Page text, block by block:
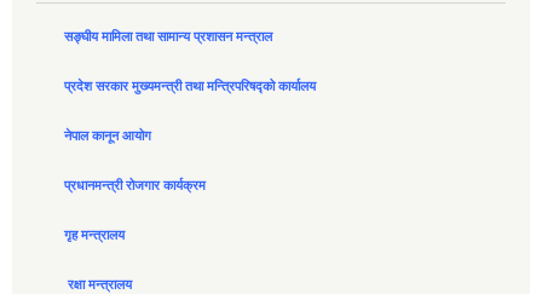
सङ्घीय मामिला तथा सामान्य प्रशासन मन्त्राल
प्रदेश सरकार मुख्यमन्त्री तथा मन्त्रिपरिषद्को कार्यालय
नेपाल कानून आयोग
प्रधानमन्त्री रोजगार कार्यक्रम
गृह मन्त्रालय
रक्षा मन्त्रालय